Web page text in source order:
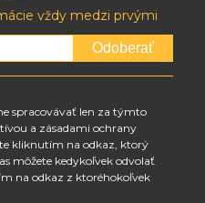
vždy medzi prvými
Odoberať
spracovávať len za týmto
a zásadami ochrany
kliknutím na odkaz, ktorý
môžete kedykoľvek odvolať
na odkaz z ktoréhokoľvek